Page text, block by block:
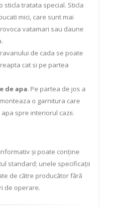
sticla tratata special. Sticla
mici, care sunt mai
vatamari sau daune
de cada se poate
cat si pe partea
de apa. Pe partea de jos a
o garnitura care
spre interiorul cazii.
și poate conține
standard; unele specificații
de către producător fără
de operare.